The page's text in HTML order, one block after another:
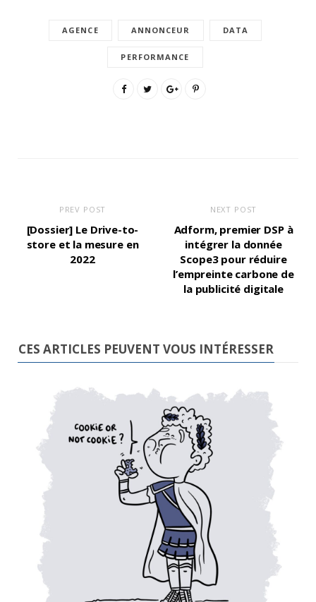
AGENCE ANNONCEUR DATA
PERFORMANCE
PREV POST
[Dossier] Le Drive-to-
store et la mesure en
2022
NEXT POST
Adform, premier DSP à
intégrer la donnée
Scope3 pour réduire
l’empreinte carbone de
la publicité digitale
CES ARTICLES PEUVENT VOUS INTÉRESSER